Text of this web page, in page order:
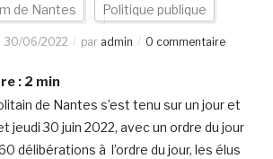
de Nantes Politique publique
30/06/2022 par admin 0 commentaire
: 2 min
de Nantes s’est tenu sur un jour et
jeudi 30 juin 2022, avec un ordre du jour
délibérations à l’ordre du jour, les élus